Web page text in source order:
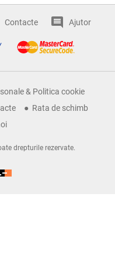
Contacte Ajutor
& Politica cookie
Rata de schimb
drepturile rezervate.